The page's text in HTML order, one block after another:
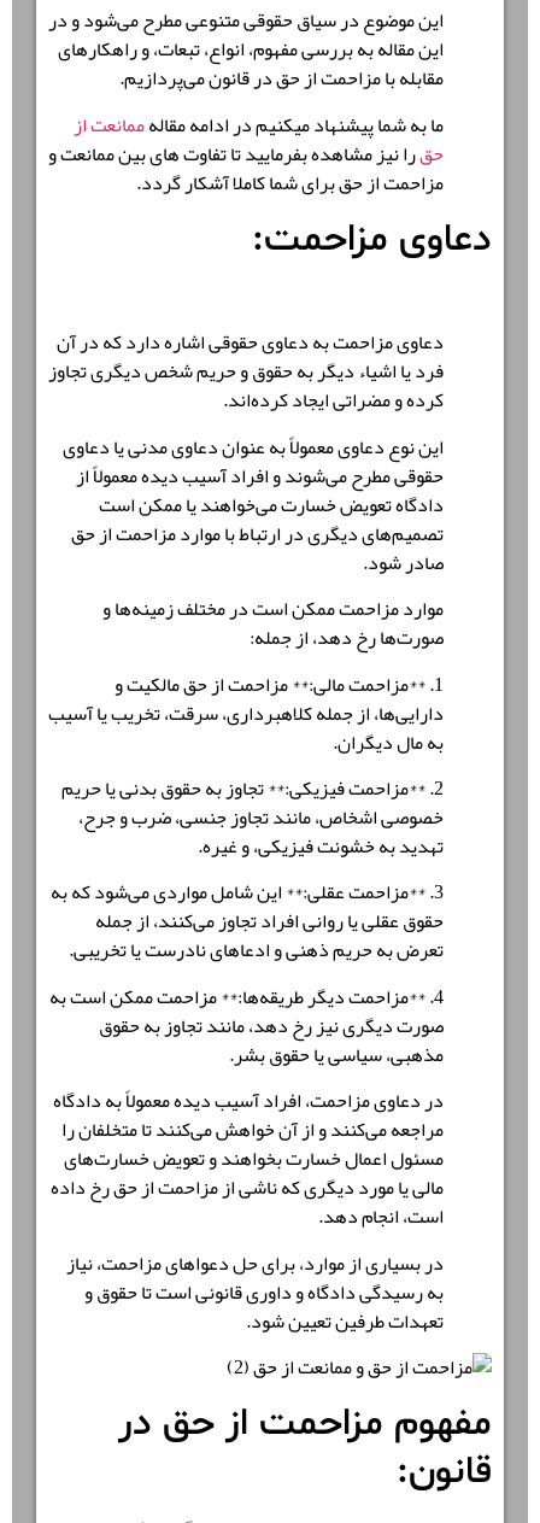
این موضوع در سیاق حقوقی متنوعی مطرح می‌شود و در
این مقاله به بررسی مفهوم، انواع، تبعات، و راهکارهای
مقابله با مزاحمت از حق در قانون می‌پردازیم.
ما به شما پیشنهاد میکنیم در ادامه مقالهممانعت از
حقرا نیز مشاهده بفرمایید تا تفاوت های بین ممانعت و
مزاحمت از حق برای شما کاملا آشکار گردد.
دعاوی مزاحمت:
دعاوی مزاحمت به دعاوی حقوقی اشاره دارد که در آن
فرد یا اشیاء دیگر به حقوق و حریم شخص دیگری تجاوز
کرده و مضراتی ایجاد کرده‌اند.
این نوع دعاوی معمولاً به عنوان دعاوی مدنی یا دعاوی
حقوقی مطرح می‌شوند و افراد آسیب دیده معمولاً از
دادگاه تعویض خسارت می‌خواهند یا ممکن است
تصمیم‌های دیگری در ارتباط با موارد مزاحمت از حق
صادر شود.
موارد مزاحمت ممکن است در مختلف زمینه‌ها و
صورت‌ها رخ دهد، از جمله:
1. **مزاحمت مالی:** مزاحمت از حق مالکیت و
دارایی‌ها، از جمله کلاهبرداری، سرقت، تخریب یا آسیب
به مال دیگران.
2. **مزاحمت فیزیکی:** تجاوز به حقوق بدنی یا حریم
خصوصی اشخاص، مانند تجاوز جنسی، ضرب و جرح،
تهدید به خشونت فیزیکی، و غیره.
3. **مزاحمت عقلی:** این شامل مواردی می‌شود که به
حقوق عقلی یا روانی افراد تجاوز می‌کنند، از جمله
تعرض به حریم ذهنی و ادعاهای نادرست یا تخریبی.
4. **مزاحمت دیگر طریقه‌ها:** مزاحمت ممکن است به
صورت دیگری نیز رخ دهد، مانند تجاوز به حقوق
مذهبی، سیاسی یا حقوق بشر.
در دعاوی مزاحمت، افراد آسیب دیده معمولاً به دادگاه
مراجعه می‌کنند و از آن خواهش می‌کنند تا متخلفان را
مسئول اعمال خسارت بخواهند و تعویض خسارت‌های
مالی یا مورد دیگری که ناشی از مزاحمت از حق رخ داده
است، انجام دهد.
در بسیاری از موارد، برای حل دعواهای مزاحمت، نیاز
به رسیدگی دادگاه و داوری قانونی است تا حقوق و
تعهدات طرفین تعیین شود.
مفهوم مزاحمت از حق در
قانون: